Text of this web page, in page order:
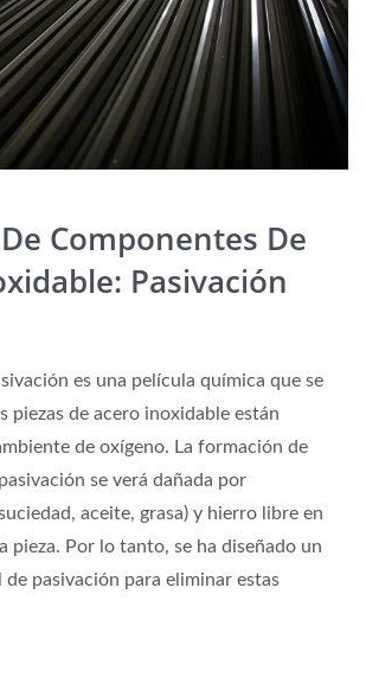
Componentes De
Pasivación
es una película química que se
piezas de acero inoxidable están
de oxígeno. La formación de
se verá dañada por
aceite, grasa) y hierro libre en
pieza. Por lo tanto, se ha diseñado un
de pasivación para eliminar estas